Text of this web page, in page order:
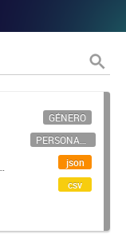
GÉNERO
PERSONAL CIENTÍFICO-TECNOLÓGICO
json
csv